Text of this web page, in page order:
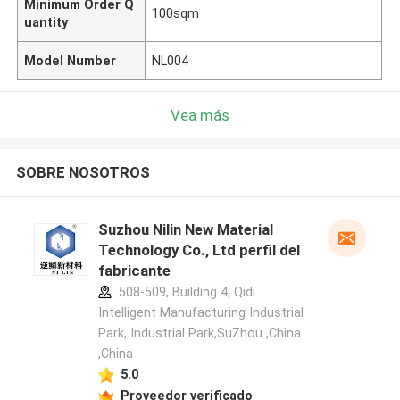
Minimum Order Q
uantity
100sqm
Model Number NL004
Vea más
SOBRE NOSOTROS
Suzhou Nilin New Material
Technology Co., Ltd perfil del
fabricante
508-509, Building 4, Qidi
Intelligent Manufacturing Industrial
Park, Industrial Park,SuZhou ,China.
,China
5.0
Proveedor verificado